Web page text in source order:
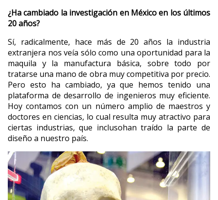
¿Ha cambiado la investigación en Méxicoen los últimos
20 años?
Sí, radicalmente, hace más de 20 años la industria
extranjera nos veía sólo como una oportunidad para la
maquila y la manufactura básica, sobre todo por
tratarse una mano de obra muy competitiva por precio.
Pero esto ha cambiado, ya que hemos tenido una
plataforma de desarrollo de ingenieros muy eficiente.
Hoy contamos con un número amplio de maestros y
doctores en ciencias, lo cual resulta muy atractivo para
ciertas industrias, que inclusohan traído la parte de
diseño a nuestro país.